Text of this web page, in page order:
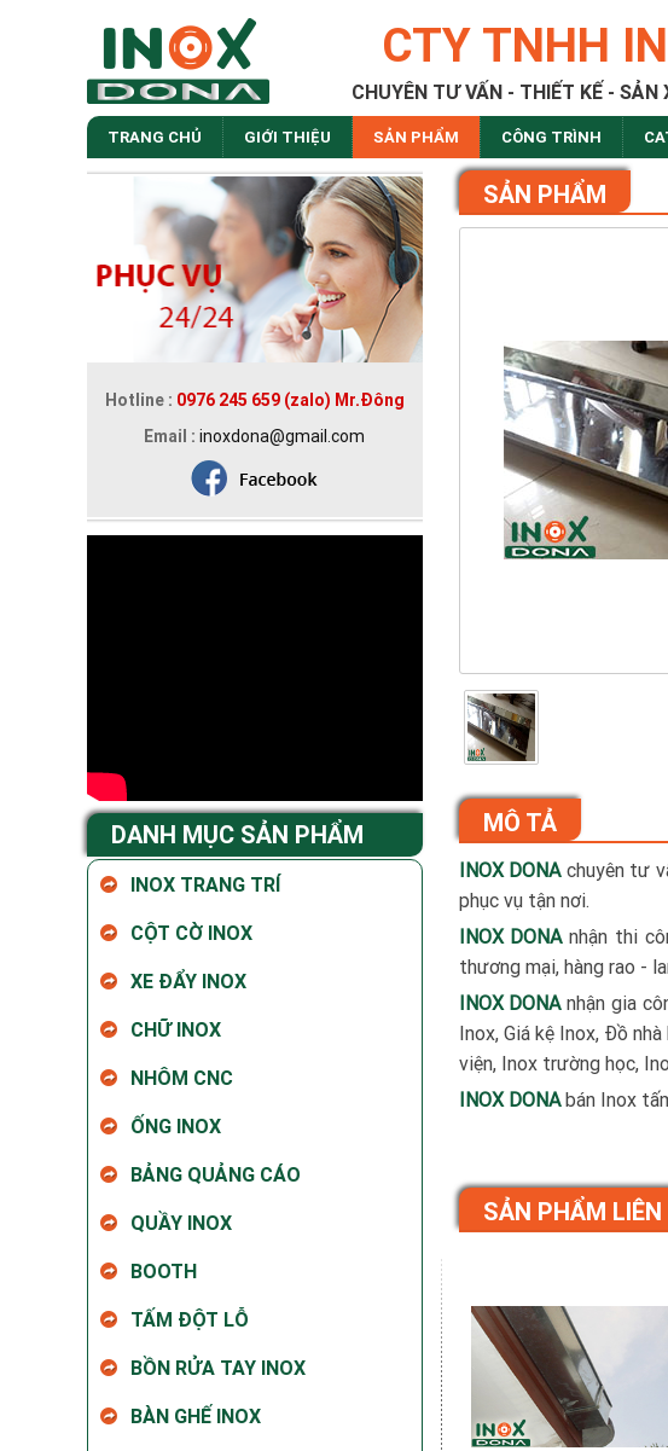
CTY TNHH
CHUYÊN TƯ VẤN - THIẾT KẾ -
TRANG CHỦ GIỚI THIỆU SẢN PHẨM CÔNG TRÌNH
Hotline : 0976 245 659 (zalo) Mr.Đông
Email :inoxdona@gmail.com
DANH MỤC SẢN PHẨM
INOX TRANG TRÍ
CỘT CỜ INOX
XE ĐẨY INOX
CHỮ INOX
NHÔM CNC
ỐNG INOX
BẢNG QUẢNG CÁO
QUẦY INOX
BOOTH
TẤM ĐỘT LỖ
BỒN RỬA TAY INOX
BÀN GHẾ INOX
SẢN PHẨM
MÔ TẢ
INOX DONAchuyên tư
phục vụ tận nơi.
INOX DONAnhận thi
thương mại, hàng rao -
INOX DONAnhận gia
Inox, Giá kệ Inox, Đồ
viện, Inox trường học,
INOX DONAbán Inox
SẢN PHẨM LIÊN